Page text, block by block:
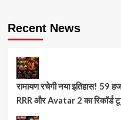
Recent News
रामायण रचेगी नया इतिहास! 59
RRR और Avatar 2 का रिकॉर्ड